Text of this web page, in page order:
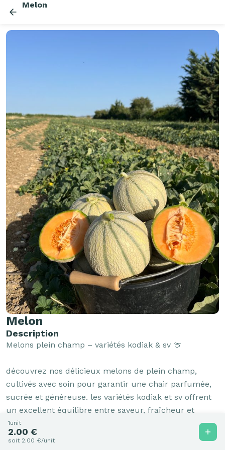
Melon
Melon
Description
Melons plein champ – variétés kodiak & sv 🍈
découvrez nos délicieux melons de plein champ,
cultivés avec soin pour garantir une chair parfumée,
sucrée et généreuse. les variétés kodiak et sv offrent
un excellent équilibre entre saveur, fraîcheur et
qualité, parfaites pour vos desserts, salades de fruits
ou simplement à déguster nature.
1unit
2.00 €
soit 2.00 €/unit